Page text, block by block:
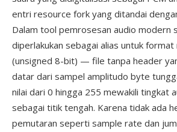
entri resource fork yang ditandai
Dalam tool pemrosesan audio modern
diperlakukan sebagai alias untuk format
(unsigned 8-bit) — file tanpa header
datar dari sampel amplitudo byte
nilai dari 0 hingga 255 mewakili tingkat
sebagai titik tengah. Karena tidak ada
pemutaran seperti sample rate dan